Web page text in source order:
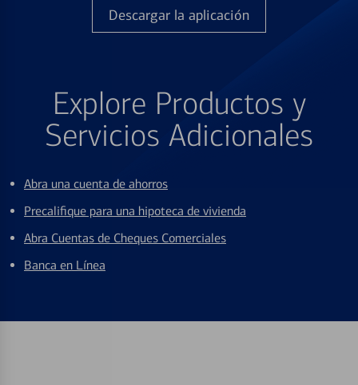
Descargar la aplicación
Explore Productos y
Servicios Adicionales
Abra una cuenta de ahorros
Precalifique para una hipoteca de vivienda
Abra Cuentas de Cheques Comerciales
Banca en Línea